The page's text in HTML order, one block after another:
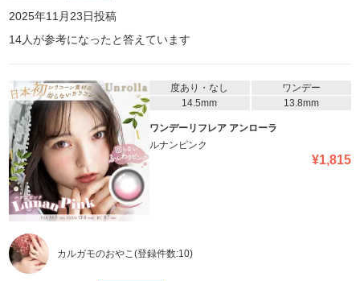
2025年11月23日投稿
14人が参考になったと答えています
度あり・なし
ワンデー
14.5mm
13.8mm
ワンデーリフレア アンローラ
ルナンピンク
¥1,815
カルガモのおやこ(登録件数:10)